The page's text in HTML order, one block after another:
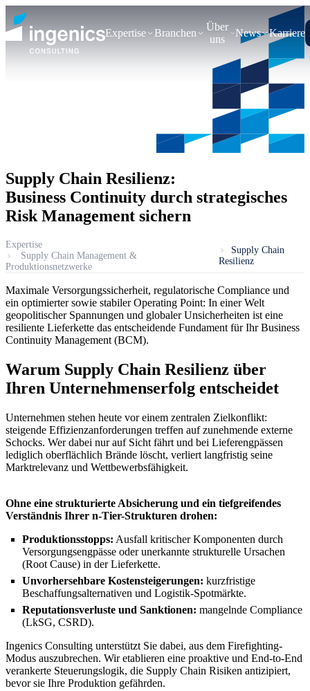
Expertise Branchen
Über
uns
News Karriere
Supply Chain Resilienz:
Business Continuity durch strategisches
Risk Management sichern
Expertise
Supply Chain Management &
Produktionsnetzwerke
Supply Chain
Resilienz
Maximale Versorgungssicherheit, regulatorische Compliance und
ein optimierter sowie stabiler Operating Point: In einer Welt
geopolitischer Spannungen und globaler Unsicherheiten ist eine
resiliente Lieferkette das entscheidende Fundament für Ihr Business
Continuity Management (BCM).
Warum Supply Chain Resilienz über
Ihren Unternehmenserfolg entscheidet
Unternehmen stehen heute vor einem zentralen Zielkonflikt:
steigende Effizienzanforderungen treffen auf zunehmende externe
Schocks. Wer dabei nur auf Sicht fährt und bei Lieferengpässen
lediglich oberflächlich Brände löscht, verliert langfristig seine
Marktrelevanz und Wettbewerbsfähigkeit.
Ohne eine strukturierte Absicherung und ein tiefgreifendes
Verständnis Ihrer n-Tier-Strukturen drohen:
Produktionsstopps: Ausfall kritischer Komponenten durch
Versorgungsengpässe oder unerkannte strukturelle Ursachen
(Root Cause) in der Lieferkette.
Unvorhersehbare Kostensteigerungen: kurzfristige
Beschaffungsalternativen und Logistik-Spotmärkte.
Reputationsverluste und Sanktionen: mangelnde Compliance
(LkSG, CSRD).
Ingenics Consulting unterstützt Sie dabei, aus dem Firefighting-
Modus auszubrechen. Wir etablieren eine proaktive und End-to-End
verankerte Steuerungslogik, die Supply Chain Risiken antizipiert,
bevor sie Ihre Produktion gefährden.